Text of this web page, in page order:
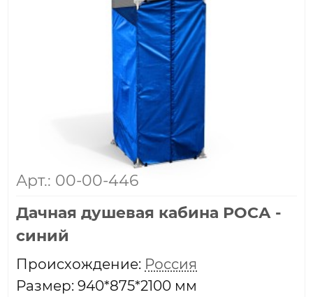
Арт.: 00-00-446
Дачная душевая кабина РОСА -
синий
Проиcхождение: Россия
Размер: 940*875*2100 мм